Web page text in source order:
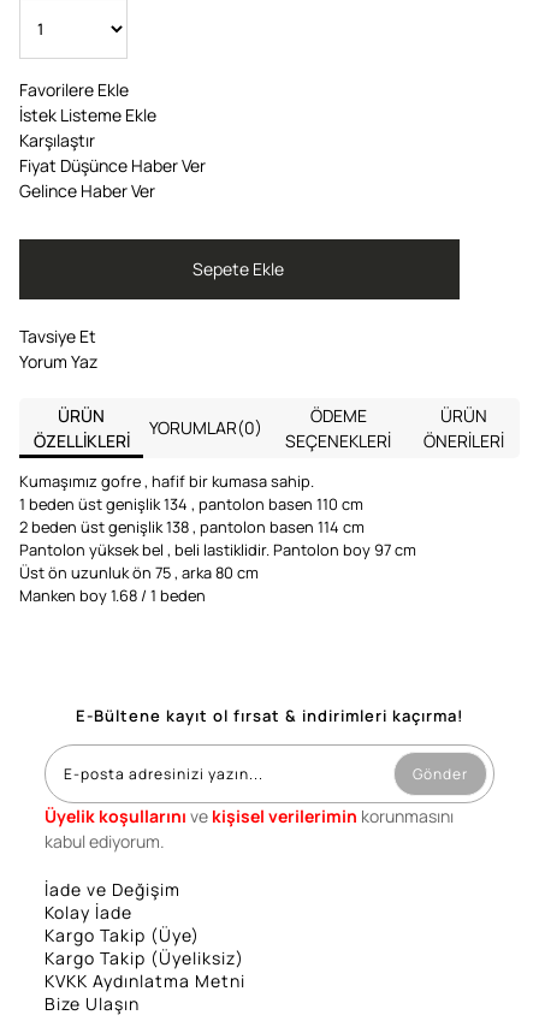
Favorilere Ekle
İstek Listeme Ekle
Karşılaştır
Fiyat Düşünce Haber Ver
Gelince Haber Ver
Tavsiye Et
Yorum Yaz
ÜRÜN
ÖZELLIKLERI
YORUMLAR(0)
ÖDEME
SEÇENEKLERI
ÜRÜN
ÖNERILERI
Kumaşımız gofre , hafif bir kumasa sahip.
1 beden üst genişlik 134 , pantolon basen 110 cm
2 beden üst genişlik 138 , pantolon basen 114 cm
Pantolon yüksek bel , beli lastiklidir. Pantolon boy 97 cm
Üst ön uzunluk ön 75 , arka 80 cm
Manken boy 1.68 / 1 beden
E-Bültene kayıt ol fırsat & indirimleri kaçırma!
Gönder
Üyelik koşullarını ve kişisel verilerimin korunmasını
kabul ediyorum.
İade ve Değişim
Kolay İade
Kargo Takip (Üye)
Kargo Takip (Üyeliksiz)
KVKK Aydınlatma Metni
Bize Ulaşın